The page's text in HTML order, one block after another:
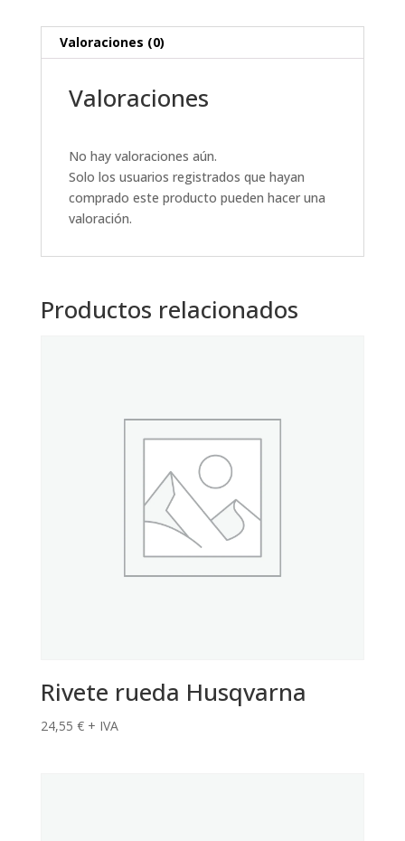
Valoraciones (0)
Valoraciones
No hay valoraciones aún.
Solo los usuarios registrados que hayan
comprado este producto pueden hacer una
valoración.
Productos relacionados
Rivete rueda Husqvarna
24,55 € + IVA